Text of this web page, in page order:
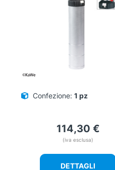
Confezione: 1 pz
114,30 €
(iva esclusa)
DETTAGLI